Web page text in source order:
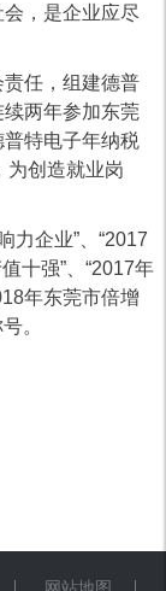
，是企业应尽
任，组建德普
两年参加东莞
特电子年纳税
为创造就业岗
力企业”、“2017
十强”、“2017年
年东莞市倍增
。